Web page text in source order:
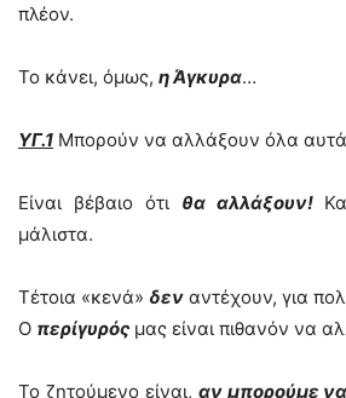
πλέον.
Το κάνει, όμως, η Άγκυρα…
ΥΓ.1 Μπορούν να αλλάξουν όλα
Είναι βέβαιο ότι θα αλλάξουν!
μάλιστα.
Τέτοια «κενά» δεν αντέχουν, για
Ο περίγυρός μας είναι πιθανόν να
Το ζητούμενο είναι, αν μπορούμε